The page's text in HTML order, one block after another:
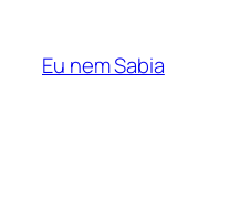
Eu nem Sabia